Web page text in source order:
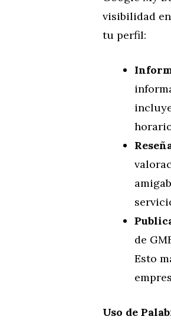
visibilidad
tu perfil:
de
Esto
Uso de